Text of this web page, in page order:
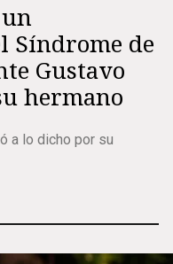
Síndrome de
Gustavo
hermano
a lo dicho por su